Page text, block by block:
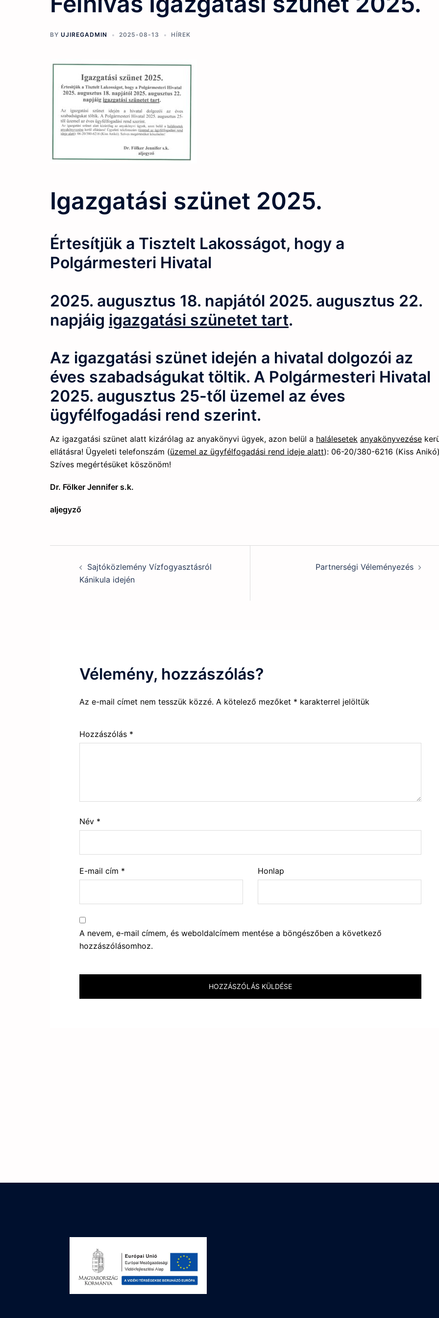
BY UJIREGADMIN 2025-08-13 HÍREK
Igazgatási szünet 2025.
Értesítjük a Tisztelt Lakosságot, hogy a
Polgármesteri Hivatal
2025. augusztus 18. napjától 2025. augusztus 22.
napjáig igazgatási szünetet tart.
Az igazgatási szünet idején a hivatal dolgozói az
éves szabadságukat töltik. A Polgármesteri Hivatal
2025. augusztus 25-től üzemel az éves
ügyfélfogadási rend szerint.
Az igazgatási szünet alatt kizárólag az anyakönyvi ügyek, azon belül a halálesetek anyakönyvezése
ellátásra! Ügyeleti telefonszám (üzemel az ügyfélfogadási rend ideje alatt): 06-20/380-6216 (Kiss
Szíves megértésüket köszönöm!
Dr. Fölker Jennifer s.k.
aljegyző
navigation
Sajtóközlemény Vízfogyasztásról
Kánikula idején
Partnerségi Véleményezés
Vélemény, hozzászólás?
Az e-mail címet nem tesszük közzé. A kötelező mezőket * karakterrel jelöltük
Hozzászólás *
Név *
E-mail cím * Honlap
A nevem, e-mail címem, és weboldalcímem mentése a böngészőben a következő
hozzászólásomhoz.